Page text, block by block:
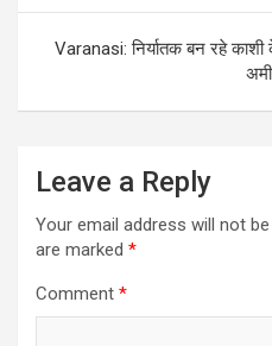
Varanasi: निर्यातक बन रहे
Leave a Reply
Your email address will not be
are marked *
Comment *